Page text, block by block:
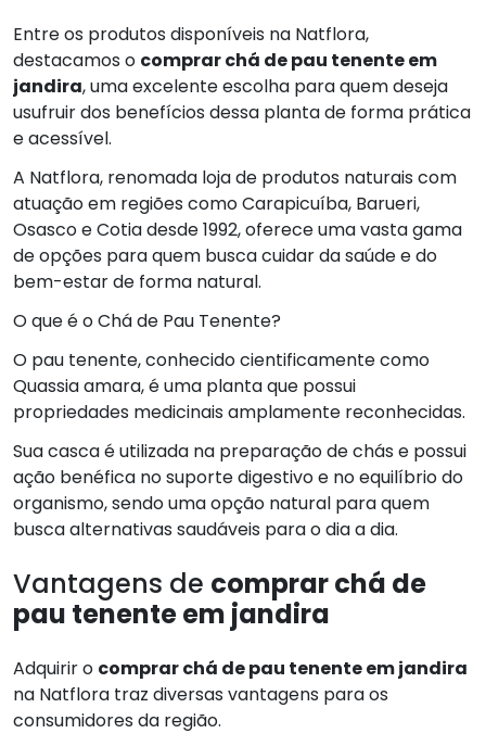
Entre os produtos disponíveis na Natflora,
destacamos o comprar chá de pau tenente em
jandira, uma excelente escolha para quem deseja
usufruir dos benefícios dessa planta de forma prática
e acessível.
A Natflora, renomada loja de produtos naturais com
atuação em regiões como Carapicuíba, Barueri,
Osasco e Cotia desde 1992, oferece uma vasta gama
de opções para quem busca cuidar da saúde e do
bem-estar de forma natural.
O que é o Chá de Pau Tenente?
O pau tenente, conhecido cientificamente como
Quassia amara, é uma planta que possui
propriedades medicinais amplamente reconhecidas.
Sua casca é utilizada na preparação de chás e possui
ação benéfica no suporte digestivo e no equilíbrio do
organismo, sendo uma opção natural para quem
busca alternativas saudáveis para o dia a dia.
Vantagens de comprar chá de
pau tenente em jandira
Adquirir o comprar chá de pau tenente em jandira
na Natflora traz diversas vantagens para os
consumidores da região.